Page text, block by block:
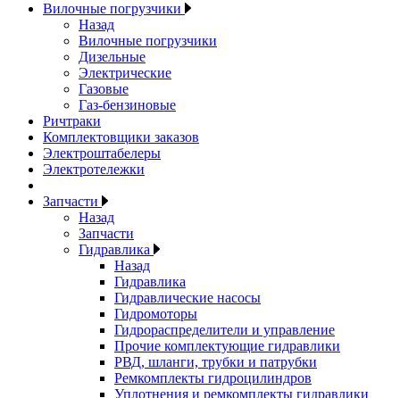
Вилочные погрузчики
Назад
Вилочные погрузчики
Дизельные
Электрические
Газовые
Газ-бензиновые
Ричтраки
Комплектовщики заказов
Электроштабелеры
Электротележки
Запчасти
Назад
Запчасти
Гидравлика
Назад
Гидравлика
Гидравлические насосы
Гидромоторы
Гидрораспределители и управление
Прочие комплектующие гидравлики
РВД, шланги, трубки и патрубки
Ремкомплекты гидроцилиндров
Уплотнения и ремкомплекты гидравлики